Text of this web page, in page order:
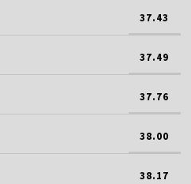
37.43
37.49
37.76
38.00
38.17